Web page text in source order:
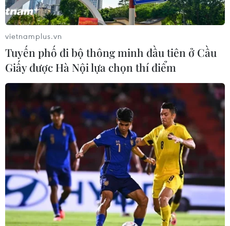
vietnamplus.vn
Tuyến phố đi bộ thông minh đầu tiên ở Cầu
Giấy được Hà Nội lựa chọn thí điểm